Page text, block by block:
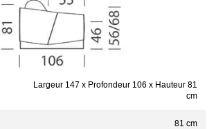
Largeur 147 x Profondeur 106 x Hauteur 81
cm
81 cm